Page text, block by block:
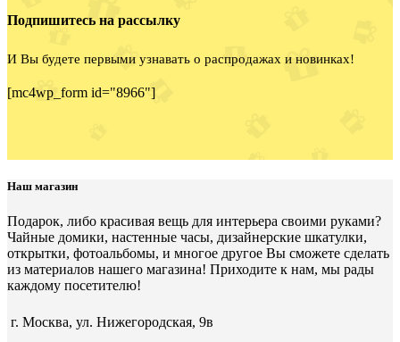
Подпишитесь на рассылку
И Вы будете первыми узнавать о распродажах и новинках!
[mc4wp_form id="8966"]
Наш магазин
Подарок, либо красивая вещь для интерьера своими руками?
Чайные домики, настенные часы, дизайнерские шкатулки,
открытки, фотоальбомы, и многое другое Вы сможете сделать
из материалов нашего магазина! Приходите к нам, мы рады
каждому посетителю!
г. Москва, ул. Нижегородская, 9в